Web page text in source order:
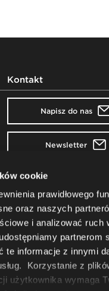
cookie
prawidłowego
oraz naszych
i analizować
partnerom
te informacje z innymi
Korzystanie z
użytkownika wymaga
Kontakt
Napisz do nas
Newsletter
Nowy Styl sp. z o.o.
38-400 Krosno, Poland
+48 13 43 76 100
NIP: PL 684-000-93-02
Sąd Rejonowy w
XII Wydział Gospodarczy
Kapitał zakładowy: 51 550
KRS: 0000077550
BDO: 000002954